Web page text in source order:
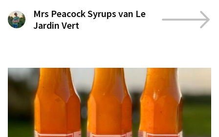
Mrs Peacock Syrups van Le
Jardin Vert